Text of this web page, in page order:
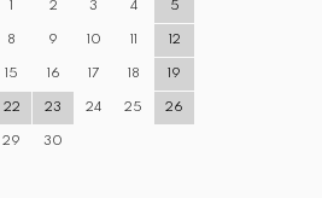
1 2 3 4 5
8 9 10 11 12
15 16 17 18 19
22 23 24 25 26
29 30